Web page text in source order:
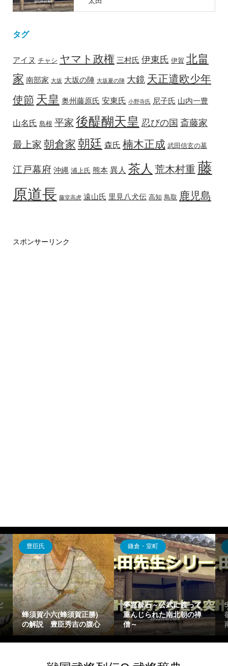
タグ
アイヌ チャシ ヤマト政権 三村氏 伊東氏 伊賀 北畠
家 南部家 大坂 大坂の陣 大坂夏の陣 大鏡 天正遣欧少年
使節 天皇 奥州藤原氏 安東氏 小野寺氏 尼子氏 山内一豊
山名氏 島根 平家 後醍醐天皇 忍びの国 斎藤家
最上家 朝倉家 朝廷 森氏 楠木正成 武田信玄の墓
江戸幕府 沖縄 浦上氏 熊本 異人 茶人 荒木村重 藤
原道長 藤堂高虎 遠山氏 里見八犬伝 高知 鳥取 鹿児島
スポンサーリンク
って
の禅
飛鳥・奈良・平安
5分でわかる藤原陳忠～強
欲さで有名になった藤原
南家出身の受領～
戦国時代
和仁親実の解説～肥後国
人一揆に散った国衆～